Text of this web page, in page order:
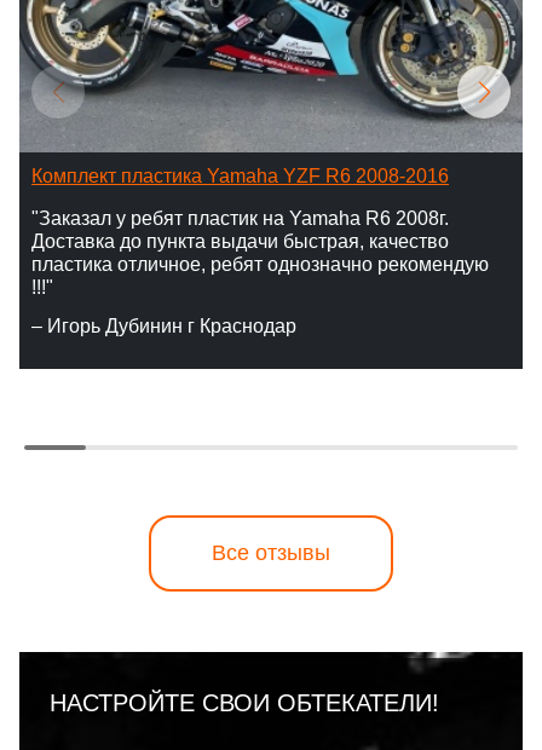
Комплект пластика Yamaha YZF R6 2008-2016
"Заказал у ребят пластик на Yamaha R6 2008г.
Доставка до пункта выдачи быстрая, качество
пластика отличное, ребят однозначно рекомендую
!!!"
– Игорь Дубинин г Краснодар
Все отзывы
НАСТРОЙТЕ СВОИ ОБТЕКАТЕЛИ!